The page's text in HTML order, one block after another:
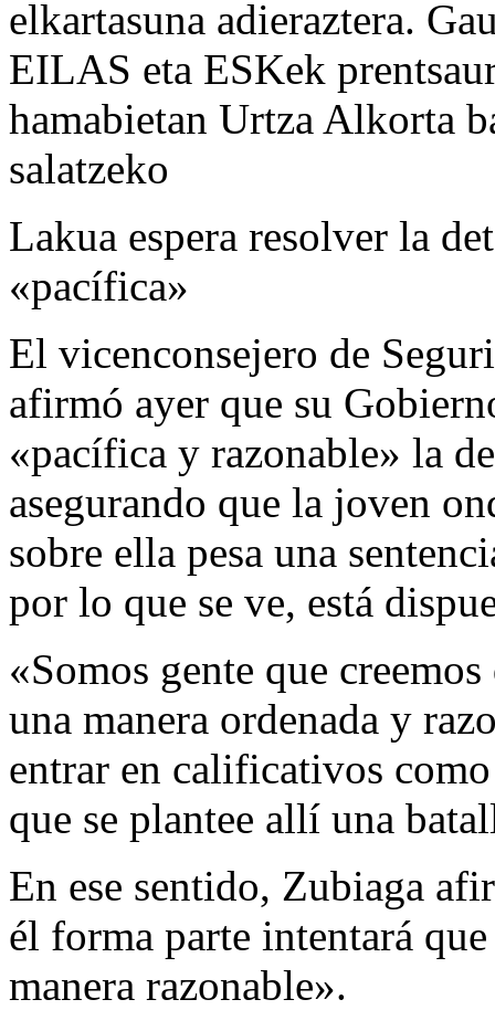
elkartasuna adieraztera.
EILAS eta ESKek
hamabietan Urtza Alkorta
salatzeko
Lakua espera resolver la
«pacífica»
El vicenconsejero de
afirmó ayer que su
«pacífica y razonable» la
asegurando que la joven
sobre ella pesa una
por lo que se ve, está
«Somos gente que
una manera ordenada y
entrar en calificativos
que se plantee allí una
En ese sentido, Zubiaga
él forma parte intentará
manera razonable».